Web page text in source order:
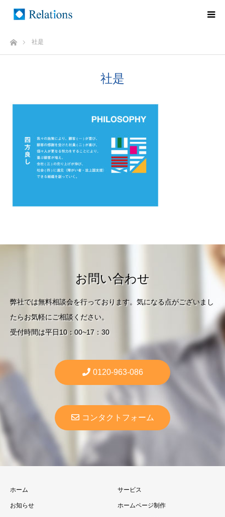
ホーム社是
社是
お問い合わせ
弊社では無料相談会を行っております。気になる点がございまし
たらお気軽にご相談ください。
受付時間は平日10：00~17：30
0120-963-086
コンタクトフォーム
ホーム
お知らせ
サービス
ホームページ制作